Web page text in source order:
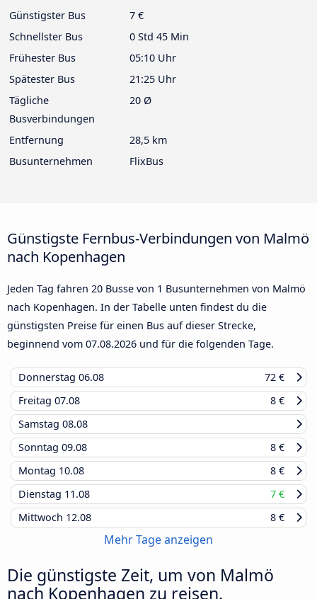
Günstigster Bus
7 €
Schnellster Bus
0 Std 45 Min
Frühester Bus
05:10 Uhr
Spätester Bus
21:25 Uhr
Tägliche
Busverbindungen
20 Ø
Entfernung
28,5 km
Busunternehmen
FlixBus
Günstigste Fernbus-Verbindungen von Malmö
nach Kopenhagen
Jeden Tag fahren 20 Busse von 1 Busunternehmen von Malmö
nach Kopenhagen. In der Tabelle unten findest du die
günstigsten Preise für einen Bus auf dieser Strecke,
beginnend vom 07.08.2026 und für die folgenden Tage.
Donnerstag 06.08
72 €
Freitag 07.08
8 €
Samstag 08.08
Sonntag 09.08
8 €
Montag 10.08
8 €
Dienstag 11.08
7 €
Mittwoch 12.08 8 €
Mehr Tage anzeigen
Die günstigste Zeit, um von Malmö
nach Kopenhagen zu reisen.